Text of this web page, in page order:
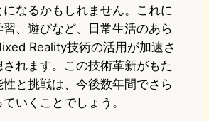
なるかもしれません。これに
、遊びなど、日常生活のあら
Reality技術の活用が加速さ
れます。この技術革新がもた
性と挑戦は、今後数年間でさら
いくことでしょう。